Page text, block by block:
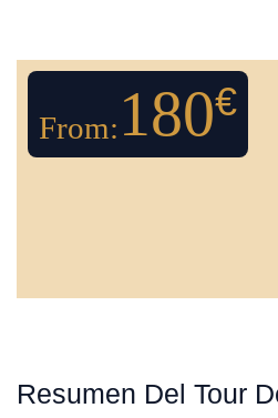
From: 180€
Resumen Del Tour